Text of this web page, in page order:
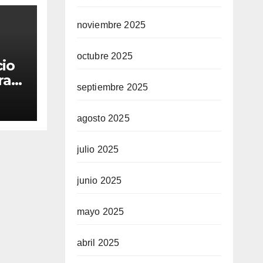
noviembre 2025
octubre 2025
septiembre 2025
agosto 2025
julio 2025
junio 2025
mayo 2025
abril 2025